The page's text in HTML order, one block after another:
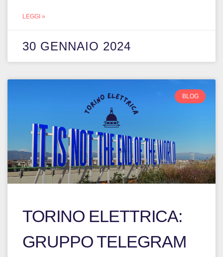
LEGGI »
30 GENNAIO 2024
BLOG
TORINO ELETTRICA:
GRUPPO TELEGRAM